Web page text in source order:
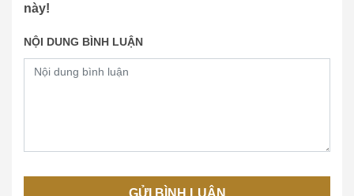
này!
NỘI DUNG BÌNH LUẬN